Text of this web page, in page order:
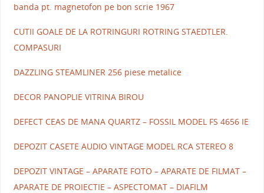
banda pt. magnetofon pe bon scrie 1967
CUTII GOALE DE LA ROTRINGURI ROTRING STAEDTLER.
COMPASURI
DAZZLING STEAMLINER 256 piese metalice
DECOR PANOPLIE VITRINA BIROU
DEFECT CEAS DE MANA QUARTZ – FOSSIL MODEL FS 4656 IE
DEPOZIT CASETE AUDIO VINTAGE MODEL RCA STEREO 8
DEPOZIT VINTAGE – APARATE FOTO – APARATE DE FILMAT –
APARATE DE PROIECTIE – ASPECTOMAT – DIAFILM